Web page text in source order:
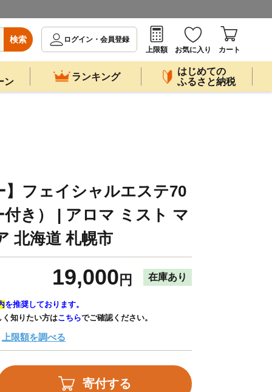
検索
ログイン・会員登録
上限額
お気に入り カート
ン ランキング
はじめての
ふるさと納税
フェイシャルエステ70
き） | アロマ ミスト マ
北海道 札幌市
19,000 円 在庫あり
を推奨しております。
知りたい方はこちらでご確認ください。
上限額を調べる
寄付する